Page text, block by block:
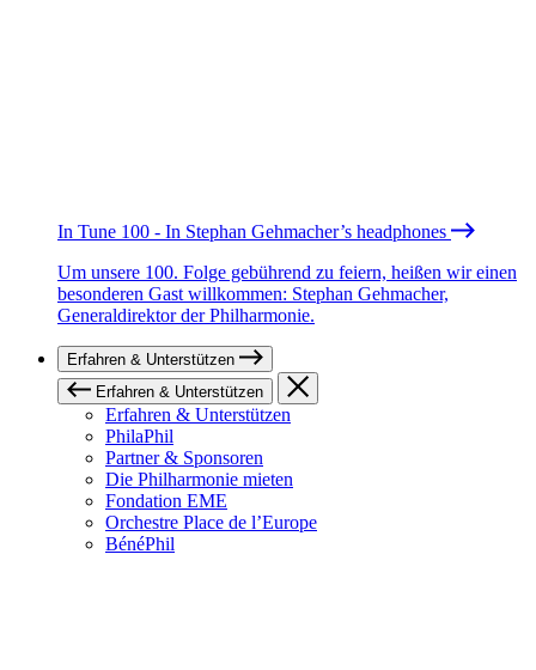
In Tune 100 - In Stephan Gehmacher’s headphones
Um unsere 100. Folge gebührend zu feiern, heißen wir einen
besonderen Gast willkommen: Stephan Gehmacher,
Generaldirektor der Philharmonie.
Erfahren & Unterstützen
Erfahren & Unterstützen
Erfahren & Unterstützen
PhilaPhil
Partner & Sponsoren
Die Philharmonie mieten
Fondation EME
Orchestre Place de l’Europe
BénéPhil